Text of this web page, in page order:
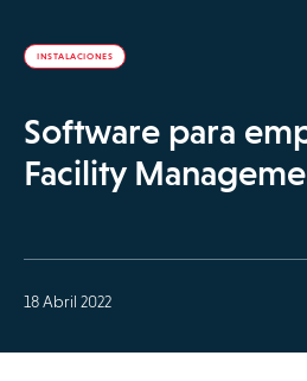
INSTALACIONES
Software para
Facility
18 Abril 2022